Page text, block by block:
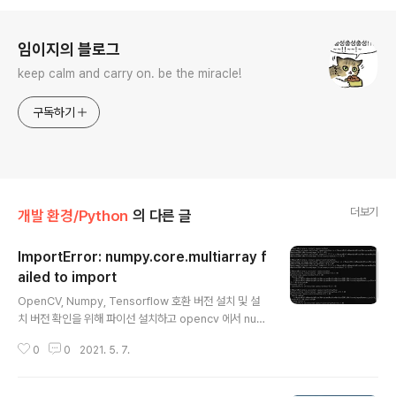
임이지의 블로그
keep calm and carry on. be the miracle!
구독하기
개발 환경/Python 의 다른 글 더보기
ImportError: numpy.core.multiarray f
ailed to import
OpenCV, Numpy, Tensorflow 호환 버전 설치 및 설
치 버전 확인을 위해 파이선 설치하고 opencv 에서 num
전과 opencv 버전 numpy 버전에서 필요한 버전이 달라
0 0 2021. 5. 7.